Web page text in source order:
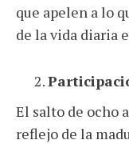
que apelen a lo
de la vida diaria
El salto de ocho
reflejo de la